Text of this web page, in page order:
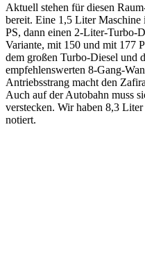
Aktuell stehen für diesen
bereit. Eine 1,5 Liter Maschine
PS, dann einen 2-Liter-Turbo-
Variante, mit 150 und mit 177
dem großen Turbo-Diesel und
empfehlenswerten 8-Gang-
Antriebsstrang macht den
Auch auf der Autobahn muss
verstecken. Wir haben 8,3
notiert.